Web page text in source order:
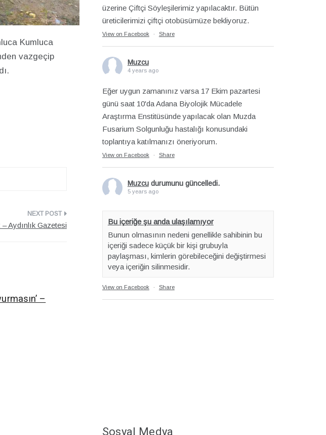
Kumluca
vazgeçip
Aydınlık Gazetesi
–
üzerine Çiftçi Söyleşilerimiz yapılacaktır. Bütün
üreticilerimizi çiftçi otobüsümüze bekliyoruz.
View on Facebook · Share
Muzcu
4 years ago
Eğer uygun zamanınız varsa 17 Ekim pazartesi
günü saat 10'da Adana Biyolojik Mücadele
Araştırma Enstitüsünde yapılacak olan Muzda
Fusarium Solgunluğu hastalığı konusundaki
toplantıya katılmanızı öneriyorum.
View on Facebook · Share
Muzcu durumunu güncelledi.
5 years ago
Bu içeriğe şu anda ulaşılamıyor
Bunun olmasının nedeni genellikle sahibinin bu
içeriği sadece küçük bir kişi grubuyla
paylaşması, kimlerin görebileceğini değiştirmesi
veya içeriğin silinmesidir.
View on Facebook · Share